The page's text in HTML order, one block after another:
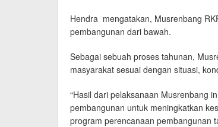
Hendra mengatakan, Musrenbang
pembangunan dari bawah.
Sebagai sebuah proses tahunan,
masyarakat sesuai dengan situasi,
“Hasil dari pelaksanaan Musrenbang
pembangunan untuk meningkatkan
program perencanaan pembangunan